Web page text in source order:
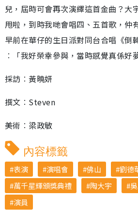
兒，屆時可會再次演繹這首金曲？大
甩啦，到時我哋會唱四、五首歌，仲
早前在華仔的生日派對同台合唱《倒
︰「我好榮幸參與，當時感覺真係好
採訪︰黃曉妍
撰文︰Steven
美術︰梁政敏
內容標籤
表演 演唱會 佛山
劉德
萬千星輝頒獎典禮
陶大宇
演員